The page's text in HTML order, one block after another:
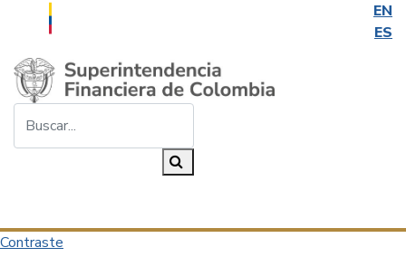
EN
ES
Saltar al contenido principal
Contraste